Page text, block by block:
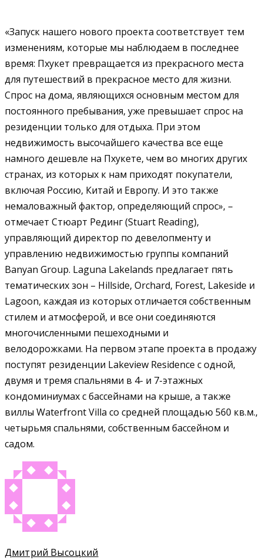
«Запуск нашего нового проекта соответствует тем
изменениям, которые мы наблюдаем в последнее
время: Пхукет превращается из прекрасного места
для путешествий в прекрасное место для жизни.
Спрос на дома, являющихся основным местом для
постоянного пребывания, уже превышает спрос на
резиденции только для отдыха. При этом
недвижимость высочайшего качества все еще
намного дешевле на Пхукете, чем во многих других
странах, из которых к нам приходят покупатели,
включая Россию, Китай и Европу. И это также
немаловажный фактор, определяющий спрос», –
отмечает Стюарт Рединг (Stuart Reading),
управляющий директор по девелопменту и
управлению недвижимостью группы компаний
Banyan Group. Laguna Lakelands предлагает пять
тематических зон – Hillside, Orchard, Forest, Lakeside и
Lagoon, каждая из которых отличается собственным
стилем и атмосферой, и все они соединяются
многочисленными пешеходными и
велодорожками. На первом этапе проекта в продажу
поступят резиденции Lakeview Residence с одной,
двумя и тремя спальнями в 4- и 7-этажных
кондоминиумах с бассейнами на крыше, а также
виллы Waterfront Villa со средней площадью 560 кв.м.,
четырьмя спальнями, собственным бассейном и
садом.
Дмитрий Высоцкий